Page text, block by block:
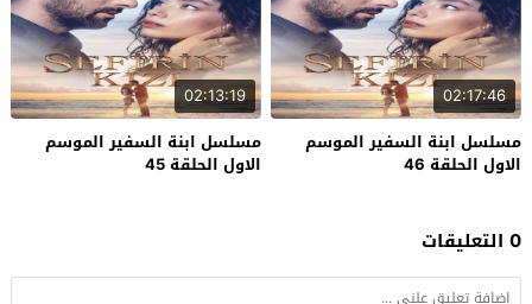
02:17:46
مسلسل ابنة السفير الموسم
الاول الحلقة 46
02:13:19
مسلسل ابنة السفير الموسم
الاول الحلقة 45
0 التعليقات